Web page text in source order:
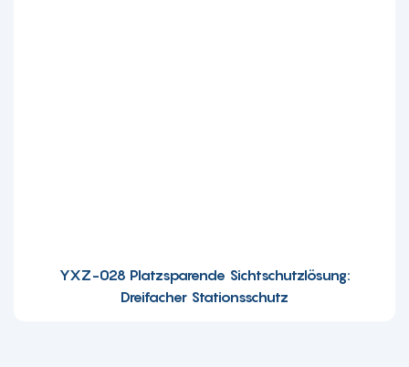
YXZ-028 Platzsparende Sichtschutzlösung:
Dreifacher Stationsschutz